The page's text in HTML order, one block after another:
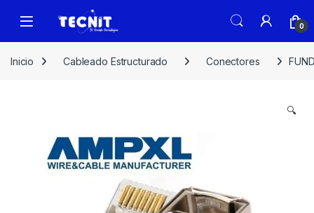
0
Inicio Cableado Estructurado Conectores
🔍